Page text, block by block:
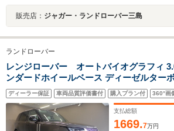
販売店： ジャガー・ランドローバー三島
ランドローバー
レンジローバー オートバイオグラフィ
ンダードホイールベース ディーゼルター
古車 1オーナー スライディングパノラミッ
MERIDIAN3Dサラウンド シートヒータ&ク
サージ(F) コンソールクーラ ブラックキャ
ルミラー HUD 4ゾーンクライメート 23AW
ディーラー保証 車両品質評価書付 購入プラン付 360°画
支払総額
1669.7万円